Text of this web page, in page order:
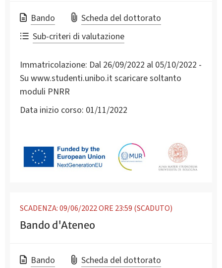
Bando
Scheda del dottorato
Sub-criteri di valutazione
Immatricolazione: Dal 26/09/2022 al 05/10/2022 -
Su www.studenti.unibo.it scaricare soltanto
moduli PNRR
Data inizio corso: 01/11/2022
SCADENZA: 09/06/2022 ORE 23:59 (SCADUTO)
Bando d'Ateneo
Bando
Scheda del dottorato